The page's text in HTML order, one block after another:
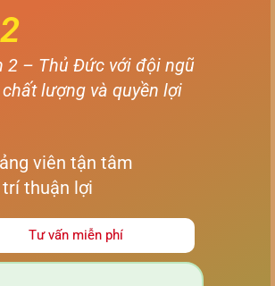
2 – Thủ Đức với đội ngũ
lượng và quyền lợi
viên tận tâm
thuận lợi
Tư vấn miễn phí